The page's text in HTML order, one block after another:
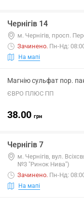
Чернігів 14
м. Чернігів, просп.
Зачинено. Пн-Нд:
На мапі
Магнію сульфат пор.
ЄВРО ПЛЮС ПП
38.00 грн
Чернігів 7
м. Чернігів, вул.
№3 "Ринок Нива")
Зачинено. Пн-Нд:
На мапі